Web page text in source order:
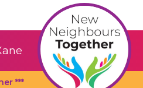
naverokê
derbas
bibin